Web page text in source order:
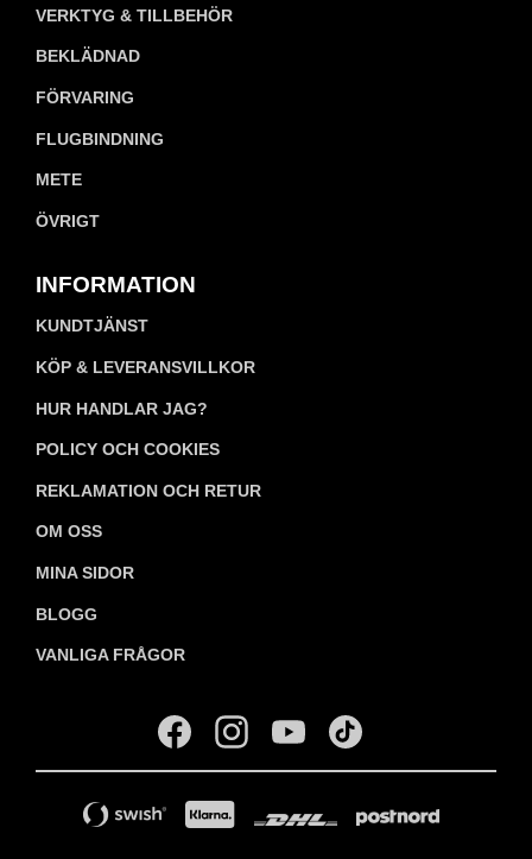
VERKTYG & TILLBEHÖR
BEKLÄDNAD
FÖRVARING
FLUGBINDNING
METE
ÖVRIGT
INFORMATION
KUNDTJÄNST
KÖP & LEVERANSVILLKOR
HUR HANDLAR JAG?
POLICY OCH COOKIES
REKLAMATION OCH RETUR
OM OSS
MINA SIDOR
BLOGG
VANLIGA FRÅGOR